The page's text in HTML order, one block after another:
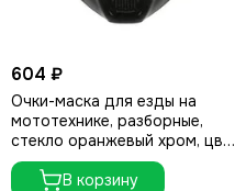
604 ₽
Очки-маска для езды на
мототехнике, разборные,
стекло оранжевый хром, цвет
черный
В корзину